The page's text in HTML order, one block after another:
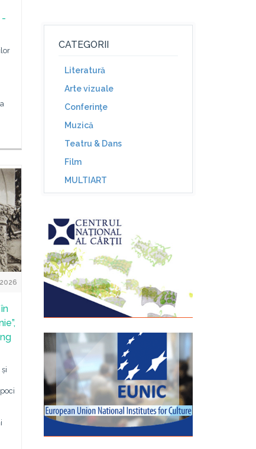
-
CATEGORII
Literatură
Arte vizuale
Conferinţe
Muzică
Teatru & Dans
Film
MULTIART